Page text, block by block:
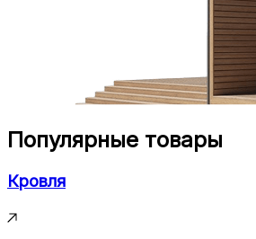
Популярные товары
Кровля